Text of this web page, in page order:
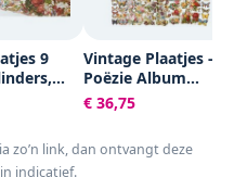
9
Roosjes
Vintage Plaatjes -
Poëzie Album
Plaatjes -
Knipplaatjes -
Maken - Allerlei -
€ 36,75
zo’n link, dan ontvangt deze
indicatief.